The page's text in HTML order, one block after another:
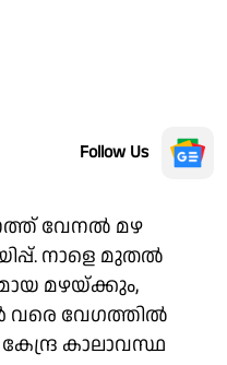
Follow Us
വേനൽ മഴ
നാളെ മുതല്‍
മഴയ്ക്കും,
വരെ വേഗത്തിൽ
കാലാവസ്ഥ